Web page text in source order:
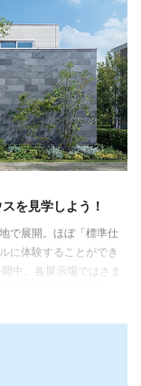
良いおうちづくりをサ
そのために細かな打ち
すが、細かなヒアリン
サポートできると確信
います。せひご覧くださ
されておりました。
を見学しよう！
で展開。ほぼ「標準仕
に体験することができ
中。各展示場ではさま
場で実際の建物を見
※
いくことも「家は、性